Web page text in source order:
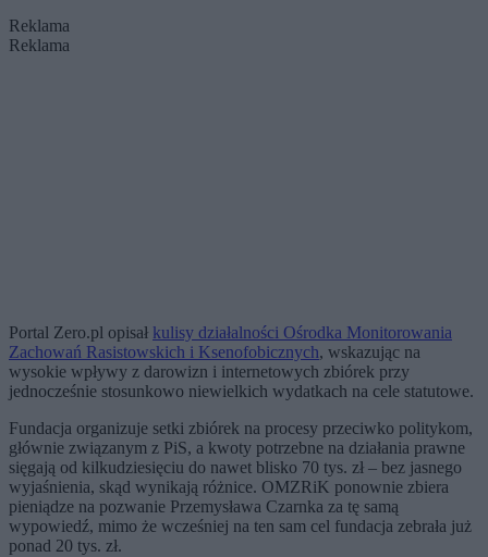
Reklama
Reklama
Portal Zero.pl opisał kulisy działalności Ośrodka Monitorowania
Zachowań Rasistowskich i Ksenofobicznych, wskazując na
wysokie wpływy z darowizn i internetowych zbiórek przy
jednocześnie stosunkowo niewielkich wydatkach na cele statutowe.
Fundacja organizuje setki zbiórek na procesy przeciwko politykom,
głównie związanym z PiS, a kwoty potrzebne na działania prawne
sięgają od kilkudziesięciu do nawet blisko 70 tys. zł – bez jasnego
wyjaśnienia, skąd wynikają różnice. OMZRiK ponownie zbiera
pieniądze na pozwanie Przemysława Czarnka za tę samą
wypowiedź, mimo że wcześniej na ten sam cel fundacja zebrała już
ponad 20 tys. zł.